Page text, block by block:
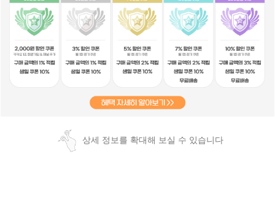
상세 정보를 확대해 보실 수 있습니다